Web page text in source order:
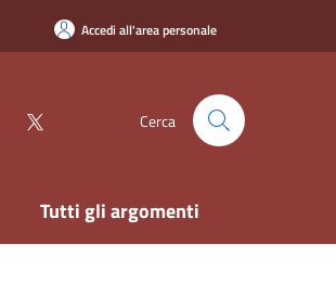
Accedi all'area personale
Cerca
Tutti gli argomenti